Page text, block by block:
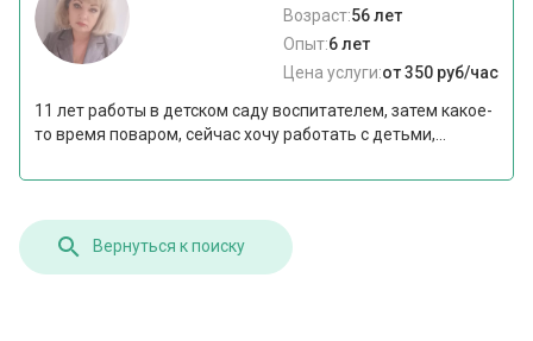
Возраст:56 лет
Опыт:6 лет
Цена услуги:от 350 руб/час
11 лет работы в детском саду воспитателем, затем какое-
то время поваром, сейчас хочу работать с детьми,...
Вернуться к поиску